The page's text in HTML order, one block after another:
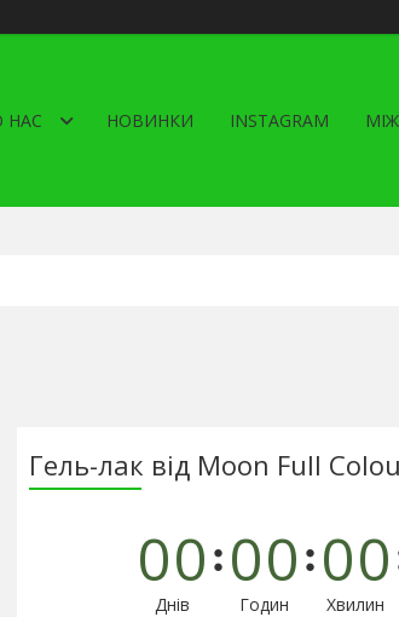
НАС НОВИНКИ INSTAGRAM
Гель-лак від Moon Full
00
Днів
00
Годин
00
Хвилин